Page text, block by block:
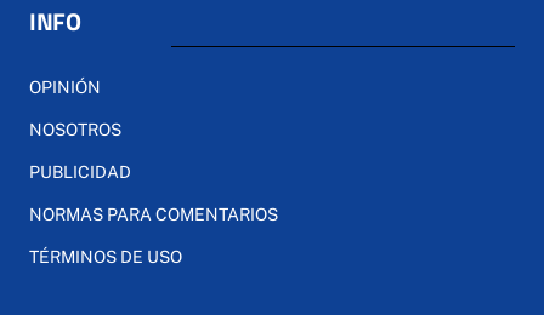
INFO
OPINIÓN
NOSOTROS
PUBLICIDAD
NORMAS PARA COMENTARIOS
TÉRMINOS DE USO